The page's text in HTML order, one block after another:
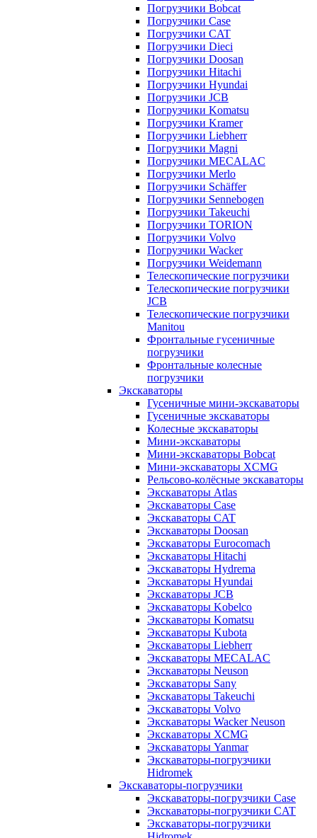
Погрузчики Bobcat
Погрузчики Case
Погрузчики CAT
Погрузчики Dieci
Погрузчики Doosan
Погрузчики Hitachi
Погрузчики Hyundai
Погрузчики JCB
Погрузчики Komatsu
Погрузчики Kramer
Погрузчики Liebherr
Погрузчики Magni
Погрузчики MECALAC
Погрузчики Merlo
Погрузчики Schäffer
Погрузчики Sennebogen
Погрузчики Takeuchi
Погрузчики TORION
Погрузчики Volvo
Погрузчики Wacker
Погрузчики Weidemann
Телескопические погрузчики
Телескопические погрузчики
JCB
Телескопические погрузчики
Manitou
Фронтальные гусеничные
погрузчики
Фронтальные колесные
погрузчики
Экскаваторы
Гусеничные мини-экскаваторы
Гусеничные экскаваторы
Колесные экскаваторы
Мини-экскаваторы
Мини-экскаваторы Bobcat
Мини-экскаваторы XCMG
Рельсово-колёсные экскаваторы
Экскаваторы Atlas
Экскаваторы Case
Экскаваторы CAT
Экскаваторы Doosan
Экскаваторы Eurocomach
Экскаваторы Hitachi
Экскаваторы Hydrema
Экскаваторы Hyundai
Экскаваторы JCB
Экскаваторы Kobelco
Экскаваторы Komatsu
Экскаваторы Kubota
Экскаваторы Liebherr
Экскаваторы MECALAC
Экскаваторы Neuson
Экскаваторы Sany
Экскаваторы Takeuchi
Экскаваторы Volvo
Экскаваторы Wacker Neuson
Экскаваторы XCMG
Экскаваторы Yanmar
Экскаваторы-погрузчики
Hidromek
Экскаваторы-погрузчики
Экскаваторы-погрузчики Case
Экскаваторы-погрузчики CAT
Экскаваторы-погрузчики